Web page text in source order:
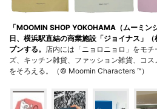
「MOOMIN SHOP YOKOHAMA（ムーミン
日、横浜駅直結の商業施設「ジョイナス」
プンする。 店内には「ニョロニョロ」をモ
ズ、キッチン雑貨、ファッション雑貨、コ
をそろえる。（© Moomin Characters ™）